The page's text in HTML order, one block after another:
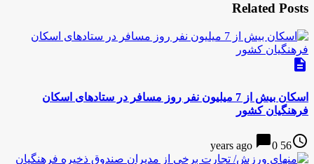
Related Posts
description
اسکان بیش از 7 میلیون نفر روز مسافر در ستادهای اسکان
فرهنگیان کشور
access_time
56 years ago
chat_bubble0